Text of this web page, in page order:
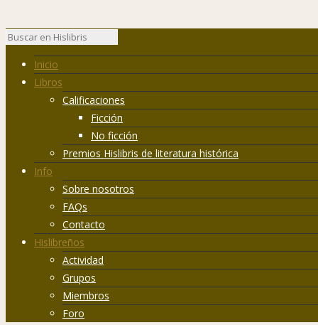
Inicio
Libros
Calificaciones
Ficción
No ficción
Premios Hislibris de literatura histórica
Info
Sobre nosotros
FAQs
Contacto
Hislibreños
Actividad
Grupos
Miembros
Foro